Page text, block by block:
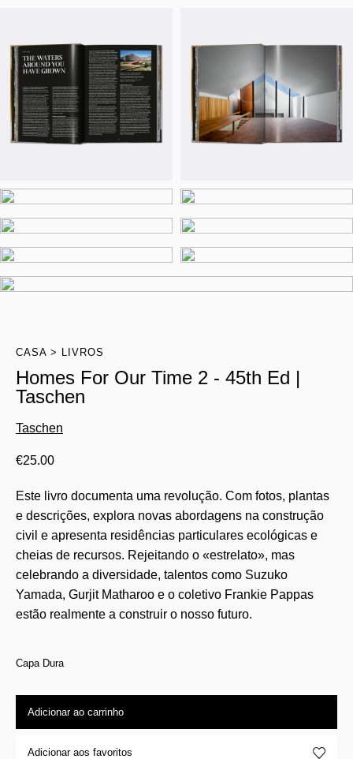
CASA LIVROS
Homes For Our Time 2 - 45th Ed |
Taschen
Taschen
€25.00
Este livro documenta uma revolução. Com fotos, plantas
e descrições, explora novas abordagens na construção
civil e apresenta residências particulares ecológicas e
cheias de recursos. Rejeitando o «estrelato», mas
celebrando a diversidade, talentos como Suzuko
Yamada, Gurjit Matharoo e o coletivo Frankie Pappas
estão realmente a construir o nosso futuro.
Capa Dura
Adicionar ao carrinho
Adicionar aos favoritos